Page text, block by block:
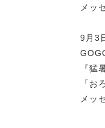
メッ
9月3
『猛
「お
メッ